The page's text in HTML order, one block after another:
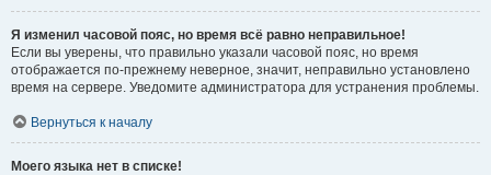
Я изменил часовой пояс, но время всё равно неправильное!
Если вы уверены, что правильно указали часовой пояс, но время
отображается по-прежнему неверное, значит, неправильно установлено
время на сервере. Уведомите администратора для устранения проблемы.
Вернуться к началу
Моего языка нет в списке!